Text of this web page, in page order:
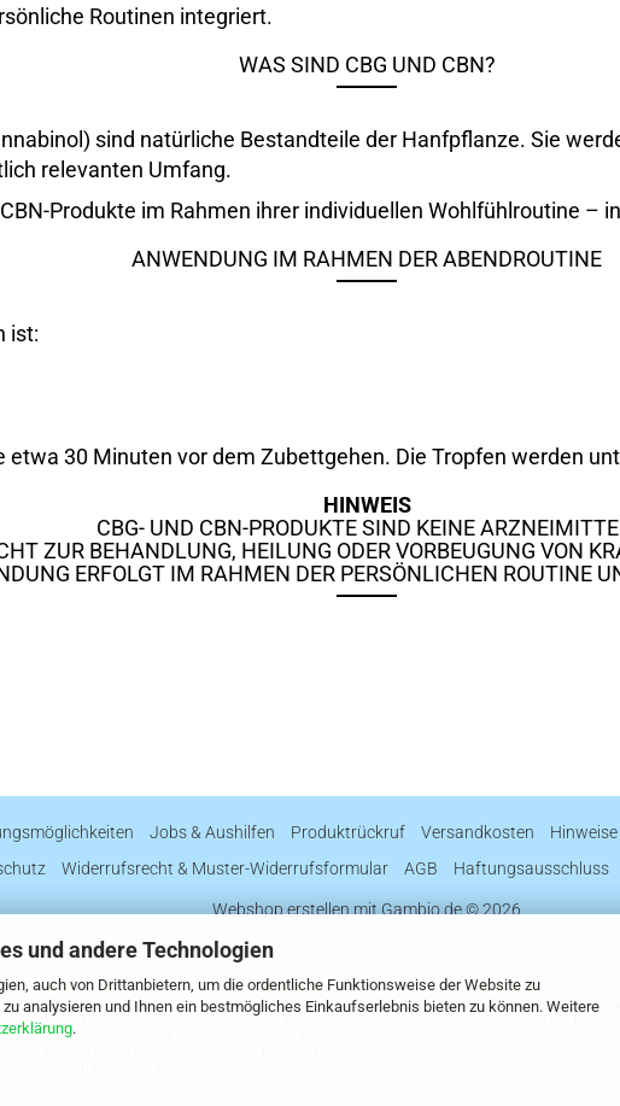
und andere Technologien
auch von Drittanbietern, um die ordentliche Funktionsweise der Website zu
analysieren und Ihnen ein bestmögliches Einkaufserlebnis bieten zu können. Weitere
.
Routinen integriert.
WAS SIND CBG UND CBN?
sind natürliche Bestandteile der Hanfpflanze. Sie
relevanten Umfang.
Produkte im Rahmen ihrer individuellen Wohlfühlroutine –
ANWENDUNG IM RAHMEN DER ABENDROUTINE
ist:
etwa 30 Minuten vor dem Zubettgehen. Die Tropfen werden
HINWEIS
CBG- UND CBN-PRODUKTE SIND KEINE
ZUR BEHANDLUNG, HEILUNG ODER VORBEUGUNG VON
ERFOLGT IM RAHMEN DER PERSÖNLICHEN ROUTINE
Jobs & Aushilfen Produktrückruf Versandkosten
Widerrufsrecht & Muster-Widerrufsformular AGB Haftungsausschluss
Webshop erstellen mit Gambio.de © 2026
06.07.26▼
Die Lieferung ging
schnell.Tolle
Kundenbetreuung.Auf die
23.06.26▼
Ich kaufe schon länger dort
Ich bin immer wieder von